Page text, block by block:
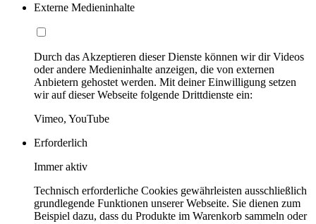
Externe Medieninhalte
Durch das Akzeptieren dieser Dienste können wir dir Videos
oder andere Medieninhalte anzeigen, die von externen
Anbietern gehostet werden. Mit deiner Einwilligung setzen
wir auf dieser Webseite folgende Drittdienste ein:
Vimeo, YouTube
Erforderlich
Immer aktiv
Technisch erforderliche Cookies gewährleisten ausschließlich
grundlegende Funktionen unserer Webseite. Sie dienen zum
Beispiel dazu, dass du Produkte im Warenkorb sammeln oder